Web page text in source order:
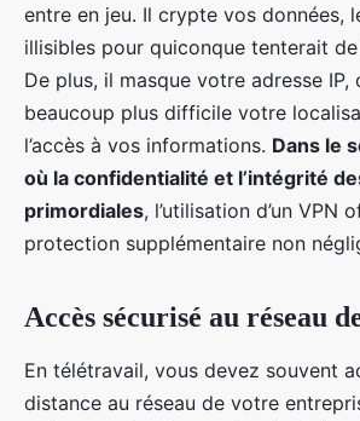
entre en jeu. Il crypte vos données,
illisibles pour quiconque tenterait
De plus, il masque votre adresse IP,
beaucoup plus difficile votre
l’accès à vos informations. Dans le
où la confidentialité et l’intégrité
primordiales, l’utilisation d’un VPN
protection supplémentaire non
Accès sécurisé au réseau
En télétravail, vous devez souvent
distance au réseau de votre